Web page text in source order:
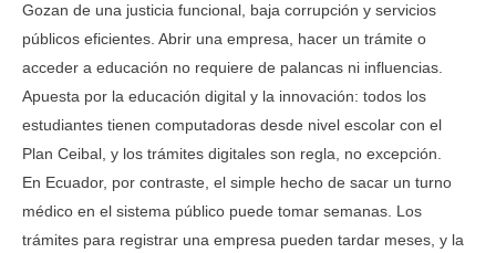
Gozan de una justicia funcional, baja corrupción y servicios
públicos eficientes. Abrir una empresa, hacer un trámite o
acceder a educación no requiere de palancas ni influencias.
Apuesta por la educación digital y la innovación: todos los
estudiantes tienen computadoras desde nivel escolar con el
Plan Ceibal, y los trámites digitales son regla, no excepción.
En Ecuador, por contraste, el simple hecho de sacar un turno
médico en el sistema público puede tomar semanas. Los
trámites para registrar una empresa pueden tardar meses, y la